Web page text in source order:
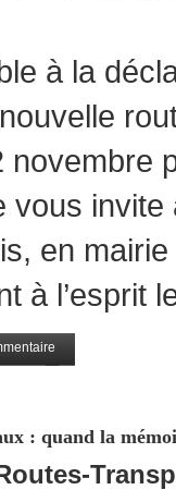
à la
novembre
invite
en
à l’esprit
: quand la